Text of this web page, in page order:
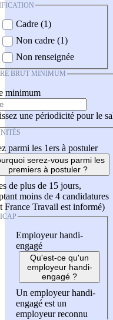
Cadre (1)
Non cadre (1)
Non renseignée
BRUT MINIMUM
minimum
une périodicité pour le
parmi les 1ers à postuler
serez-vous parmi les
premiers à postuler ?
de plus de 15 jours,
moins de 4 candidatures
France Travail est informé)
Employeur handi-
engagé
Qu'est-ce qu'un
employeur handi-
engagé ?
Un employeur handi-
engagé est un
employeur reconnu